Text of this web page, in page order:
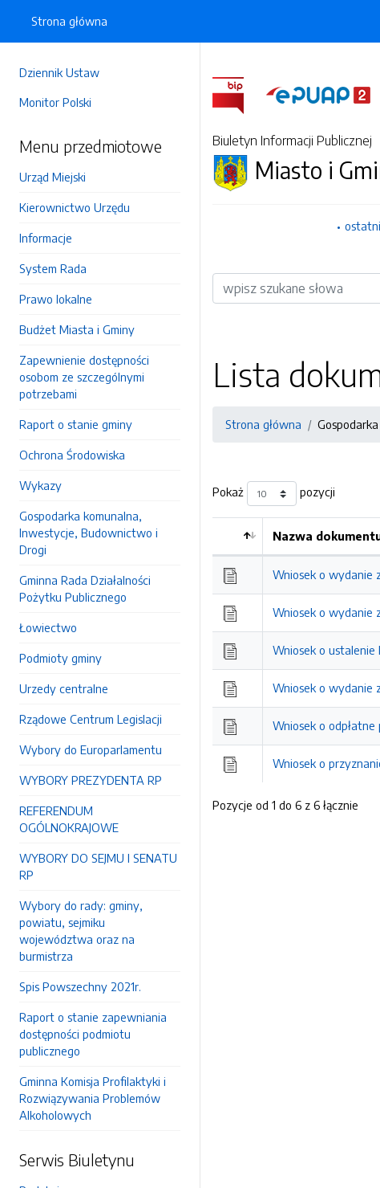
Dziennik Ustaw
Monitor Polski
Menu przedmiotowe
Urząd Miejski
Kierownictwo Urzędu
Informacje
System Rada
Prawo lokalne
Budżet Miasta i Gminy
Zapewnienie dostępności
osobom ze szczególnymi
potrzebami
Raport o stanie gminy
Ochrona Środowiska
Wykazy
Gospodarka komunalna,
Inwestycje, Budownictwo i
Drogi
Gminna Rada Działalności
Pożytku Publicznego
Łowiectwo
Podmioty gminy
Urzedy centralne
Rządowe Centrum Legislacji
Wybory do Europarlamentu
WYBORY PREZYDENTA RP
REFERENDUM
OGÓLNOKRAJOWE
WYBORY DO SEJMU I SENATU
RP
Wybory do rady: gminy,
powiatu, sejmiku
województwa oraz na
burmistrza
Spis Powszechny 2021r.
Raport o stanie zapewniania
dostępności podmiotu
publicznego
Gminna Komisja Profilaktyki i
Rozwiązywania Problemów
Alkoholowych
Serwis Biuletynu
Strona główna
Biuletyn Informacji Publicznej
Miasto i
Wyszukiwarka
Lista
Strona główna
Pokaż pozycji
Nazwa
Wniosek o wydanie
Wniosek o wydanie
Wniosek o
Wniosek o wydanie
Wniosek o
Wniosek o
Pozycje od 1 do 6 z 6 łącznie